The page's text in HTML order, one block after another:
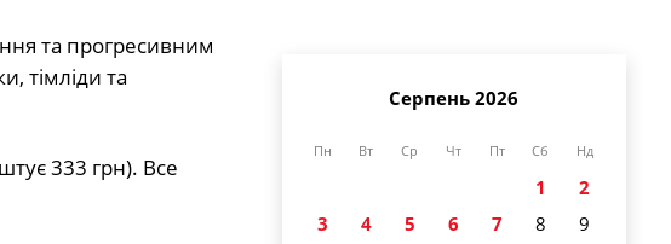
та прогресивним
тімліди та
333 грн). Все
Серпень 2026
Пн Вт Ср Чт Пт Сб Нд
1
2
3
4 5 6 7 8
9